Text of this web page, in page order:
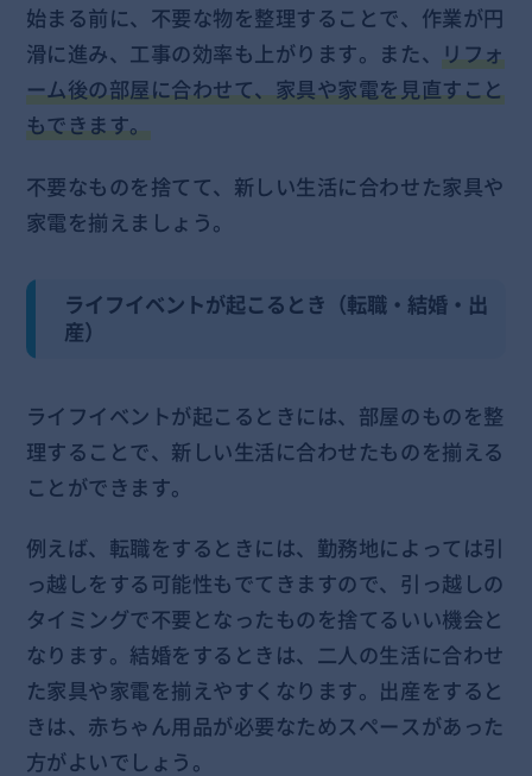
始まる前に、不要な物を整理することで、作業が円
滑に進み、工事の効率も上がります。また、リフォ
ーム後の部屋に合わせて、家具や家電を見直すこと
もできます。
不要なものを捨てて、新しい生活に合わせた家具や
家電を揃えましょう。
ライフイベントが起こるとき（転職・結婚・出
産）
ライフイベントが起こるときには、部屋のものを整
理することで、新しい生活に合わせたものを揃える
ことができます。
例えば、転職をするときには、勤務地によっては引
っ越しをする可能性もでてきますので、引っ越しの
タイミングで不要となったものを捨てるいい機会と
なります。結婚をするときは、二人の生活に合わせ
た家具や家電を揃えやすくなります。出産をすると
きは、赤ちゃん用品が必要なためスペースがあった
方がよいでしょう。